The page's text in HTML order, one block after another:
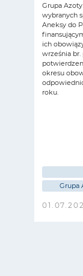
Grupa
wybranych
Aneksy do
ich
września
okresu
roku.
Grupa